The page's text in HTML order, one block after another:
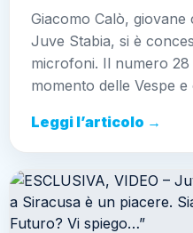
Giacomo Calò,
Juve Stabia, si è
microfoni. Il numero
momento delle Vespe
Leggi l’articolo →